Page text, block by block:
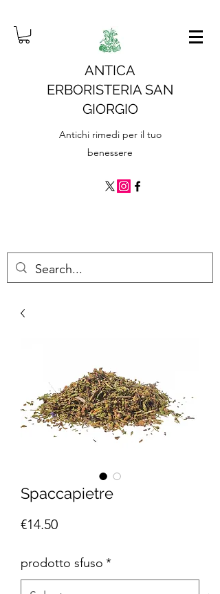
ANTICA
ERBORISTERIA SAN
GIORGIO
Antichi rimedi per il tuo
benessere
Spaccapietre
€14.50Price
prodotto sfuso *